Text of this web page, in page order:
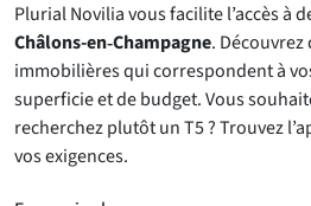
Plurial Novilia vous facilite l’accès à
Châlons-en‑Champagne.
immobilières qui correspondent à
superficie et de budget. Vous
recherchez plutôt un T5 ? Trouvez
vos exigences.